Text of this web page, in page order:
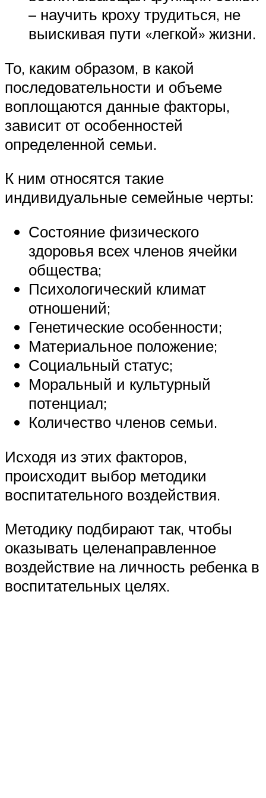
– научить кроху трудиться, не
выискивая пути «легкой» жизни.
То, каким образом, в какой
последовательности и объеме
воплощаются данные факторы,
зависит от особенностей
определенной семьи.
К ним относятся такие
индивидуальные семейные черты:
Состояние физического
здоровья всех членов ячейки
общества;
Психологический климат
отношений;
Генетические особенности;
Материальное положение;
Социальный статус;
Моральный и культурный
потенциал;
Количество членов семьи.
Исходя из этих факторов,
происходит выбор методики
воспитательного воздействия.
Методику подбирают так, чтобы
оказывать целенаправленное
воздействие на личность ребенка в
воспитательных целях.